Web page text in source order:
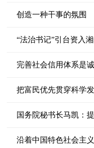
创造一种干事的氛围
“法治书记”引台资入
完善社会信用体系是
把富民优先贯穿科学
国务院秘书长马凯：
沿着中国特色社会主